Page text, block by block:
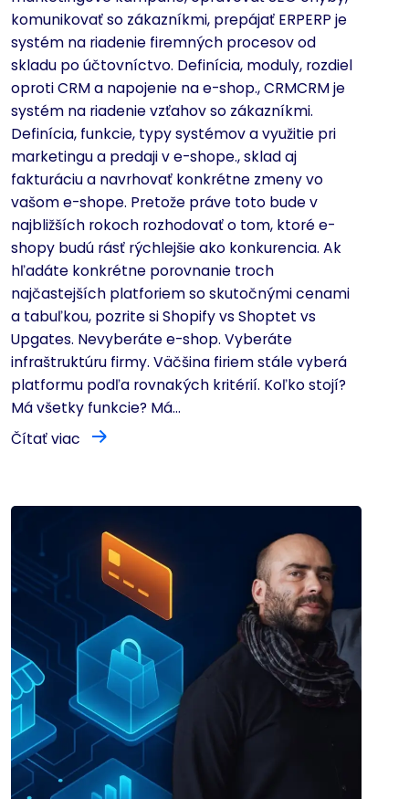
komunikovať so zákazníkmi, prepájať ERPERP je
systém na riadenie firemných procesov od
skladu po účtovníctvo. Definícia, moduly, rozdiel
oproti CRM a napojenie na e-shop., CRMCRM je
systém na riadenie vzťahov so zákazníkmi.
Definícia, funkcie, typy systémov a využitie pri
marketingu a predaji v e-shope., sklad aj
fakturáciu a navrhovať konkrétne zmeny vo
vašom e-shope. Pretože práve toto bude v
najbližších rokoch rozhodovať o tom, ktoré e-
shopy budú rásť rýchlejšie ako konkurencia. Ak
hľadáte konkrétne porovnanie troch
najčastejších platforiem so skutočnými cenami
a tabuľkou, pozrite si Shopify vs Shoptet vs
Upgates. Nevyberáte e-shop. Vyberáte
infraštruktúru firmy. Väčšina firiem stále vyberá
platformu podľa rovnakých kritérií. Koľko stojí?
Má všetky funkcie? Má...
Čítať viac